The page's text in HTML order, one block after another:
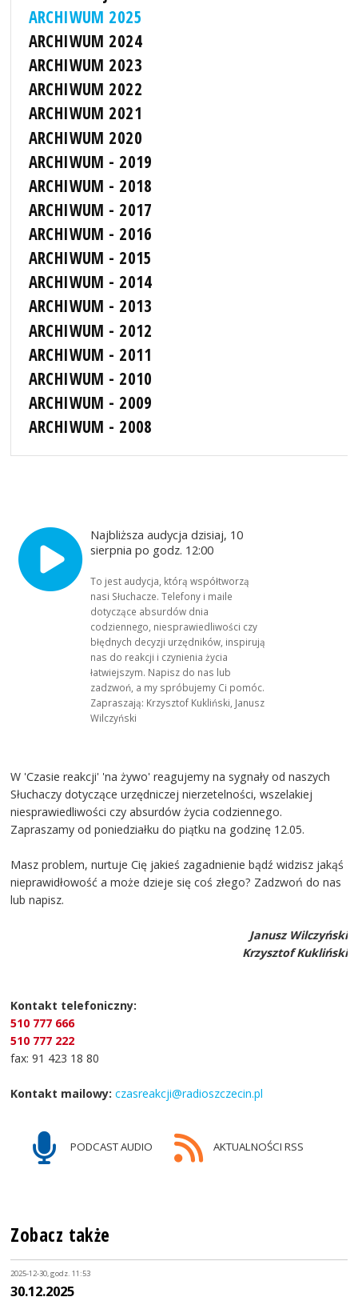
ARCHIWUM 2025
ARCHIWUM 2024
ARCHIWUM 2023
ARCHIWUM 2022
ARCHIWUM 2021
ARCHIWUM 2020
ARCHIWUM - 2019
ARCHIWUM - 2018
ARCHIWUM - 2017
ARCHIWUM - 2016
ARCHIWUM - 2015
ARCHIWUM - 2014
ARCHIWUM - 2013
ARCHIWUM - 2012
ARCHIWUM - 2011
ARCHIWUM - 2010
ARCHIWUM - 2009
ARCHIWUM - 2008
Najbliższa audycja dzisiaj, 10
sierpnia po godz. 12:00
To jest audycja, którą współtworzą
nasi Słuchacze. Telefony i maile
dotyczące absurdów dnia
codziennego, niesprawiedliwości czy
błędnych decyzji urzędników, inspirują
nas do reakcji i czynienia życia
łatwiejszym. Napisz do nas lub
zadzwoń, a my spróbujemy Ci pomóc.
Zapraszają: Krzysztof Kukliński, Janusz
Wilczyński
W 'Czasie reakcji' 'na żywo' reagujemy na sygnały od naszych
Słuchaczy dotyczące urzędniczej nierzetelności, wszelakiej
niesprawiedliwości czy absurdów życia codziennego.
Zapraszamy od poniedziałku do piątku na godzinę 12.05.
Masz problem, nurtuje Cię jakieś zagadnienie bądź widzisz jakąś
nieprawidłowość a może dzieje się coś złego? Zadzwoń do nas
lub napisz.
Janusz Wilczyński
Krzysztof Kukliński
Kontakt telefoniczny:
510 777 666
510 777 222
fax: 91 423 18 80
Kontakt mailowy: czasreakcji@radioszczecin.pl
PODCAST AUDIO AKTUALNOŚCI RSS
Zobacz także
2025-12-30, godz. 11:53
30.12.2025